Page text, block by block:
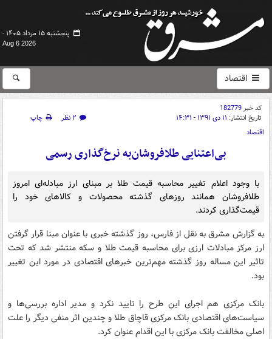
پنجشنبه ۱۵ مرداد ۱۴۰۵ -
Aug 6 2026
اقتصاد
کد خبر182779
تاریخ انتشار: ۱۱ دی ۱۳۹۱ - ۱۴:۳۱ ۲ نظر
چاپ
اقتصاد
بی‌اعتنایی طلافروشان‌به نرخ‌گذاری رسمی
با وجود اعلام تغییر محاسبه قیمت طلا بر مبنای ارز مبادله‌ای امروز
طلافروشان همانند روز‌های گذشته محصولات و کالاهای خود را
قیمت‌گذاری کردند.
به گزارش مشرق به نقل از فارس، روز گذشته خبری با عنوان مبنا قرار گرفتن
ارز مرکز مبادلات ارزی برای محاسبه قیمت طلا و سکه منتشر شد که تحت
تاثیر این مساله روز گذشته مهم‌ترین خبر‌های اقتصادی در مورد این تغییر
بود.
بانک مرکزی هم اجرای این طرح را تایید نکرد و مدیر اداره بررسی‌ها و
سیاست‌های اقتصادی بانک مرکزی قاچاق طلا و چندین اثر منفی دیگر را علت
اصلی مخالفت بانک مرکزی با این اقدام عنوان کرد.